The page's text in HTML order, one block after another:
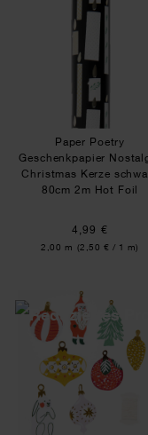
Paper Poetry
Geschenkpapier
Christmas Kerze
80cm 2m Hot Foil
4,99 €
Inhalt:
2,00 m (2,50 € / 1 m)
Paper